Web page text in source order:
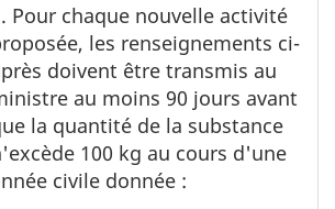
Pour chaque nouvelle activité
les renseignements ci-
doivent être transmis au
au moins 90 jours avant
la quantité de la substance
100 kg au cours d'une
civile donnée :